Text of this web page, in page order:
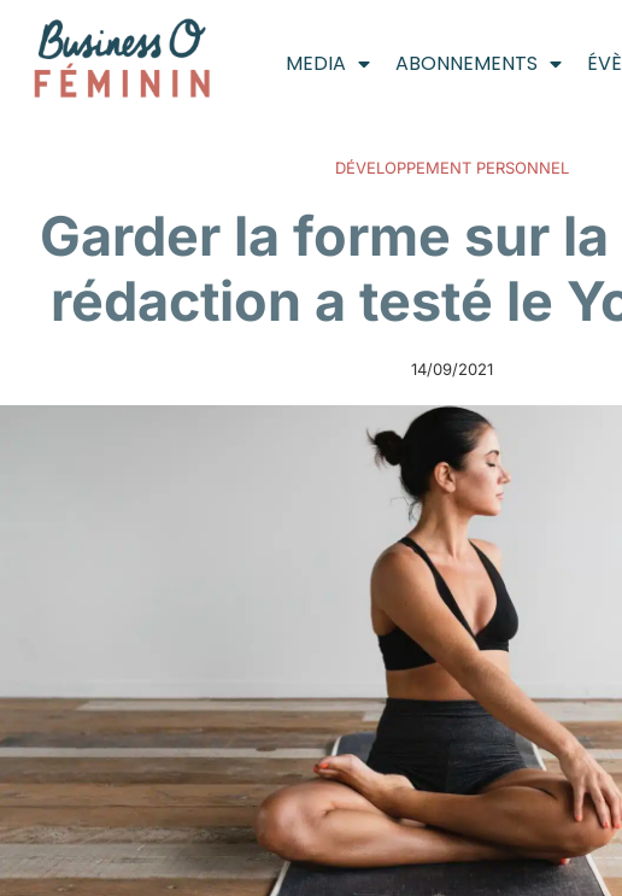
MEDIA ABONNEMENTS
DÉVELOPPEMENT PERSONNEL
Garder la forme sur
rédaction a testé le
14/09/2021